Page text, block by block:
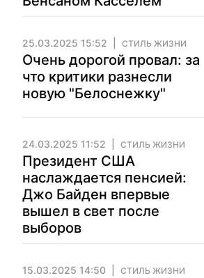
25.03.2025 15:52 СТИЛЬ ЖИЗНИ
Очень дорогой провал: за
что критики разнесли
новую "Белоснежку"
24.03.2025 11:52 СТИЛЬ ЖИЗНИ
Президент США
наслаждается пенсией:
Джо Байден впервые
вышел в свет после
выборов
15.03.2025 14:50 СТИЛЬ ЖИЗНИ